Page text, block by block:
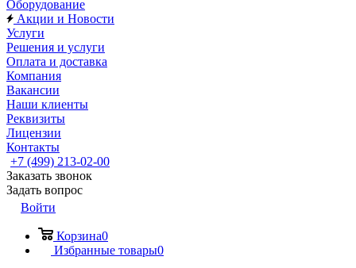
Оборудование
Акции и Новости
Услуги
Решения и услуги
Оплата и доставка
Компания
Вакансии
Наши клиенты
Реквизиты
Лицензии
Контакты
+7 (499) 213-02-00
Заказать звонок
Задать вопрос
Войти
Корзина0
Избранные товары0